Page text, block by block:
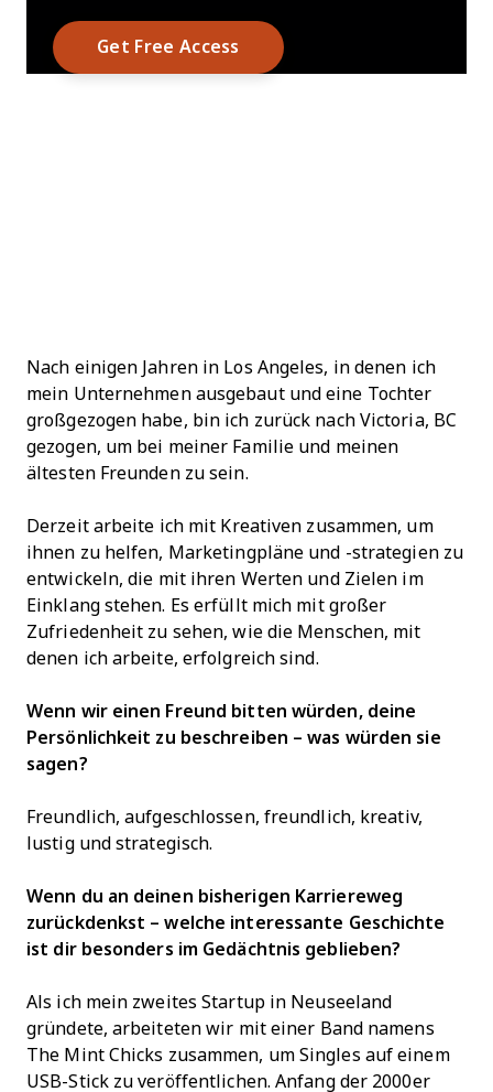
Nach einigen Jahren in Los Angeles, in denen ich
mein Unternehmen ausgebaut und eine Tochter
großgezogen habe, bin ich zurück nach Victoria, BC
gezogen, um bei meiner Familie und meinen
ältesten Freunden zu sein.
Derzeit arbeite ich mit Kreativen zusammen, um
ihnen zu helfen, Marketingpläne und -strategien zu
entwickeln, die mit ihren Werten und Zielen im
Einklang stehen. Es erfüllt mich mit großer
Zufriedenheit zu sehen, wie die Menschen, mit
denen ich arbeite, erfolgreich sind.
Wenn wir einen Freund bitten würden, deine
Persönlichkeit zu beschreiben – was würden sie
sagen?
Freundlich, aufgeschlossen, freundlich, kreativ,
lustig und strategisch.
Wenn du an deinen bisherigen Karriereweg
zurückdenkst – welche interessante Geschichte
ist dir besonders im Gedächtnis geblieben?
Als ich mein zweites Startup in Neuseeland
gründete, arbeiteten wir mit einer Band namens
The Mint Chicks zusammen, um Singles auf einem
USB-Stick zu veröffentlichen. Anfang der 2000er